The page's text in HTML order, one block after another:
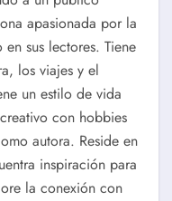
apasionada por la
sus lectores. Tiene
los viajes y el
un estilo de vida
con hobbies
autora. Reside en
inspiración para
la conexión con